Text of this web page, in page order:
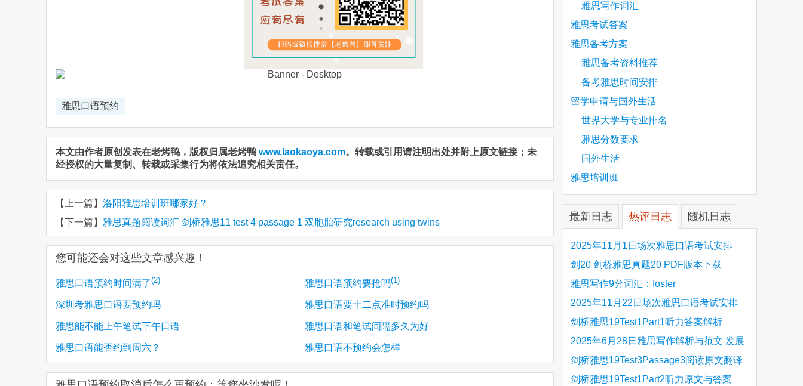
雅思口语预约
本文由作者原创发表在老烤鸭，版权归属老烤鸭 www.laokaoya.com。转载或引用请注明出处并附上原文链接；未
经授权的大量复制、转载或采集行为将依法追究相关责任。
【上一篇】 洛阳雅思培训班哪家好？
【下一篇】 雅思真题阅读词汇 剑桥雅思11 test 4 passage 1 双胞胎研究research using twins
您可能还会对这些文章感兴趣！
雅思口语预约时间满了(2) 雅思口语预约要抢吗(1)
深圳考雅思口语要预约吗 雅思口语要十二点准时预约吗
雅思能不能上午笔试下午口语 雅思口语和笔试间隔多久为好
雅思口语能否约到周六？ 雅思口语不预约会怎样
雅思写作词汇
雅思考试答案
雅思备考方案
雅思备考资料推荐
备考雅思时间安排
留学申请与国外生活
世界大学与专业排名
雅思分数要求
国外生活
雅思培训班
最新日志 热评日志 随机日志
2025年11月1日场次雅思口语考试安排
剑20 剑桥雅思真题20 PDF版本下载
雅思写作9分词汇：foster
2025年11月22日场次雅思口语考试安排
剑桥雅思19Test1Part1听力答案解析
Hinchingbrooke Country Park
2025年6月28日雅思写作解析与范文 发展
旅游业 手把手带你写高分范文
剑桥雅思19Test3Passage3阅读原文翻译
Is the era of artificial speech translation
剑桥雅思19Test1Part2听力原文与答案